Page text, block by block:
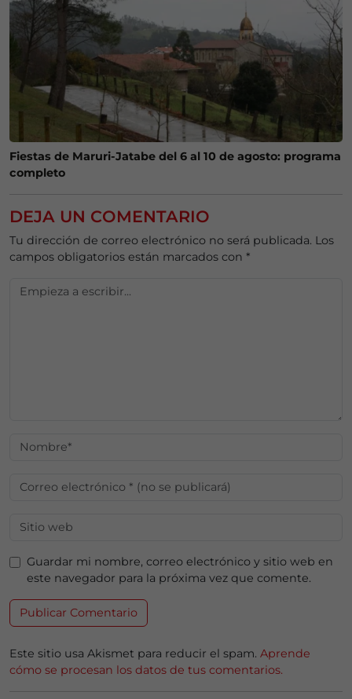
Fiestas de Maruri-Jatabe del 6 al 10 de agosto: programa
completo
DEJA UN COMENTARIO
Tu dirección de correo electrónico no será publicada. Los
campos obligatorios están marcados con *
Guardar mi nombre, correo electrónico y sitio web en
este navegador para la próxima vez que comente.
Este sitio usa Akismet para reducir el spam. Aprende
cómo se procesan los datos de tus comentarios.